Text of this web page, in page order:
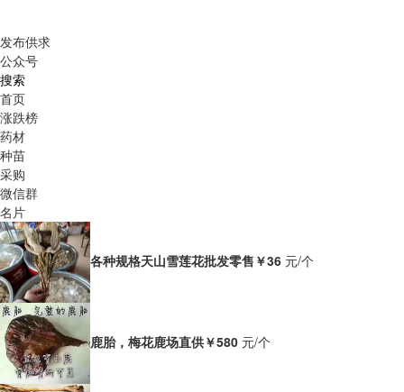
发布供求
公众号
搜索
首页
涨跌榜
药材
种苗
采购
微信群
名片
各种规格天山雪莲花批发零售 ￥36 元/个
鹿胎，梅花鹿场直供￥580 元/个